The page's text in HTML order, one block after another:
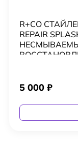
R+CO
REPAIR
5 000 ₽